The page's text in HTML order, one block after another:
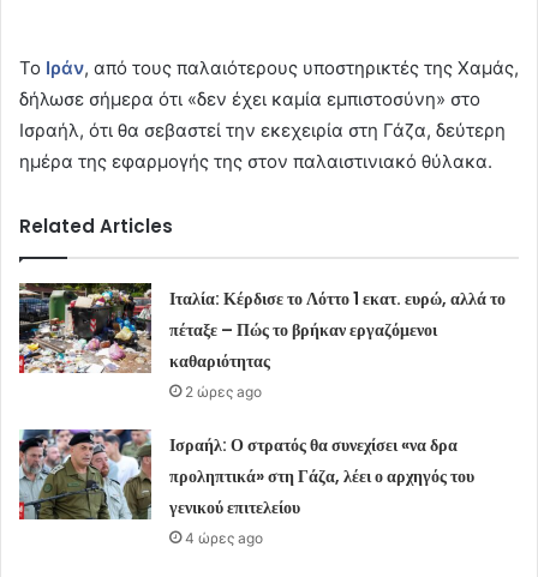
Το Ιράν, από τους παλαιότερους υποστηρικτές της Χαμάς,
δήλωσε σήμερα ότι «δεν έχει καμία εμπιστοσύνη» στο
Ισραήλ, ότι θα σεβαστεί την εκεχειρία στη Γάζα, δεύτερη
ημέρα της εφαρμογής της στον παλαιστινιακό θύλακα.
Related Articles
Ιταλία: Κέρδισε το Λόττο 1 εκατ. ευρώ, αλλά το
πέταξε – Πώς το βρήκαν εργαζόμενοι
καθαριότητας
2 ώρες ago
Ισραήλ: Ο στρατός θα συνεχίσει «να δρα
προληπτικά» στη Γάζα, λέει ο αρχηγός του
γενικού επιτελείου
4 ώρες ago